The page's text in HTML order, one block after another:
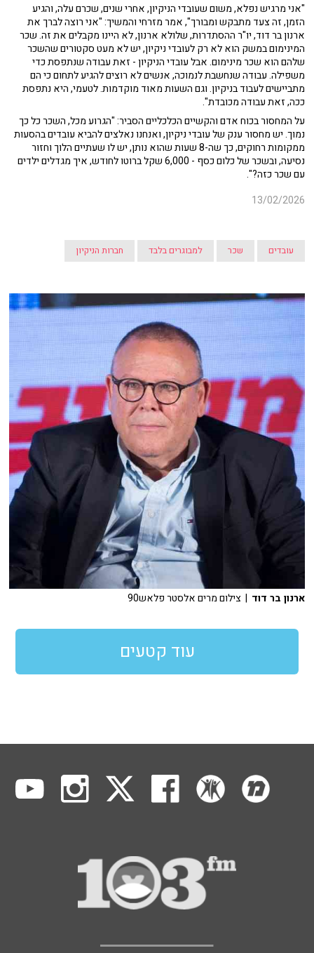
"אני מרגיש נפלא, משום שעובדי הניקיון, אחרי שנים, שכרם עלה, והגיע
הזמן, זה צעד מתבקש ומבורך", אמר מזרחי והמשיך: "אני רוצה לברך את
ארנון בר דוד, יו"ר ההסתדרות, שלולא ארנון, לא היינו מקבלים את זה. שכר
המינימום במשק הוא לא רק לעובדי ניקיון, יש לא מעט סקטורים שהשכר
שלהם הוא שכר מינימום. אבל עובדי הניקיון - זאת עבודה שנתפסת כדי
משפילה. עבודה שנחשבת לנמוכה, אנשים לא רוצים להגיע לתחום כי הם
מתביישים לעבוד בניקיון. וגם השעות מאוד מוקדמות. לטעמי, היא נתפסת
ככה, זאת עבודה מכובדת".
על המחסור בכוח אדם והקשיים הכלכליים הסביר: "הגרוע מכל, השכר כל כך
נמוך. יש מחסור ענק של עובדי ניקיון, ואנחנו נאלצים להביא עובדים בהסעות
ממקומות רחוקים, כך שה-8 שעות שהוא נותן, יש לו שעתיים הלוך וחזור
נסיעה, ובשכר של כלום כסף - 6,000 שקל ברוטו לחודש, איך מגדלים ילדים
עם שכר כזה?".
13/02/2026
עובדים שכר למבוגרים בלבד חברות הניקיון
ארנון בר דוד | צילום מרים אלסטר פלאש90
עוד קטעים